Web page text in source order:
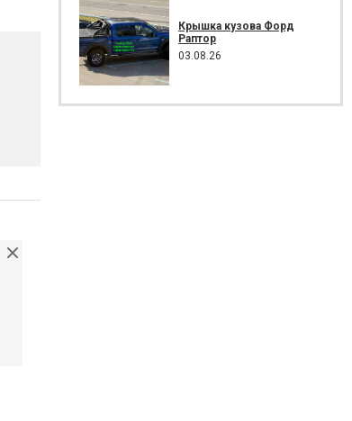
Крышка кузова Форд
Раптор
03.08.26